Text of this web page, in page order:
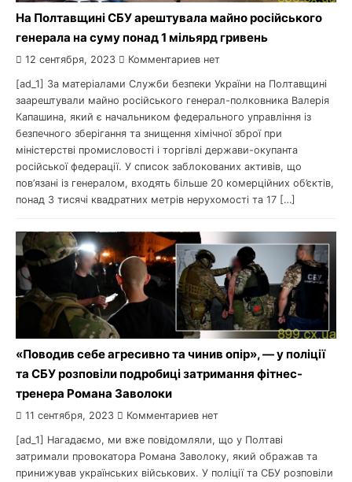
На Полтавщині СБУ арештувала майно російського
генерала на суму понад 1 мільярд гривень
12 сентября, 2023 Комментариев нет
[ad_1] За матеріалами Служби безпеки України на Полтавщині
заарештували майно російського генерал-полковника Валерія
Капашина, який є начальником федерального управління із
безпечного зберігання та знищення хімічної зброї при
міністерстві промисловості і торгівлі держави-окупанта
російської федерації. У список заблокованих активів, що
пов’язані із генералом, входять більше 20 комерційних об’єктів,
понад 3 тисячі квадратних метрів нерухомості та 17 […]
«Поводив себе агресивно та чинив опір», — у поліції
та СБУ розповіли подробиці затримання фітнес-
тренера Романа Заволоки
11 сентября, 2023 Комментариев нет
[ad_1] Нагадаємо, ми вже повідомляли, що у Полтаві
затримали провокатора Романа Заволоку, який ображав та
принижував українських військових. У поліції та СБУ розповіли